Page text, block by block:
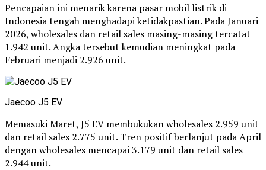
Pencapaian ini menarik karena pasar mobil listrik di
Indonesia tengah menghadapi ketidakpastian. Pada Januari
2026, wholesales dan retail sales masing-masing tercatat
1.942 unit. Angka tersebut kemudian meningkat pada
Februari menjadi 2.926 unit.
Jaecoo J5 EV
Memasuki Maret, J5 EV membukukan wholesales 2.959 unit
dan retail sales 2.775 unit. Tren positif berlanjut pada April
dengan wholesales mencapai 3.179 unit dan retail sales
2.944 unit.